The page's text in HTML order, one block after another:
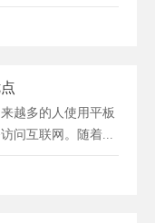
越多的人使用平板
问互联网。随着...